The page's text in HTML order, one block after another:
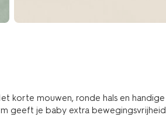
korte mouwen, ronde hals en handige
geeft je baby extra bewegingsvrijheid.